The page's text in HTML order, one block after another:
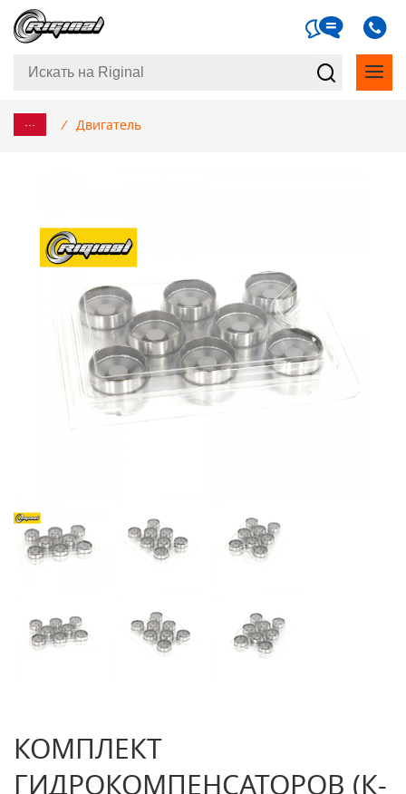
... / Двигатель
КОМПЛЕКТ
ГИДРОКОМПЕНСАТОРОВ (К-